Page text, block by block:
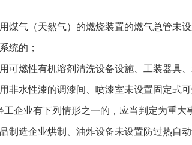
用煤气（天然气）的燃烧装置的燃气总管未
统的；
用可燃性有机溶剂清洗设备设施、工装器具
用非水性漆的调漆间、喷漆室未设置固定式
工企业有下列情形之一的，应当判定为重大
品制造企业烘制、油炸设备未设置防过热自动